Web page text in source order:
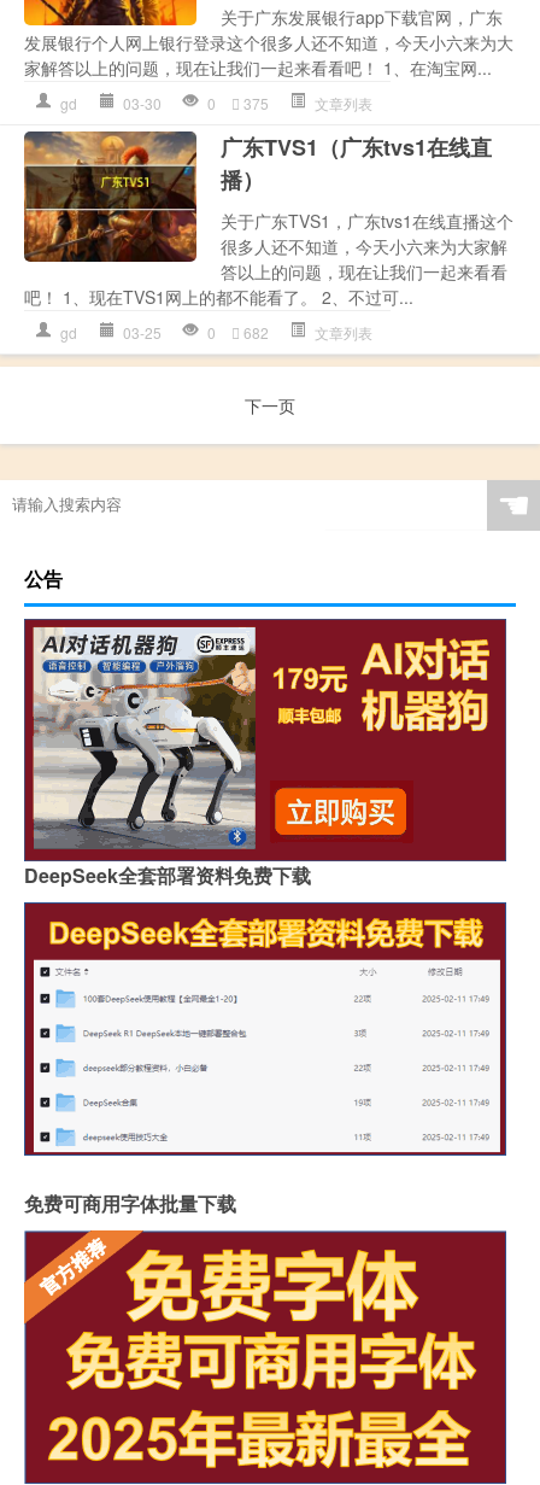
关于广东发展银行app下载官网，广东
发展银行个人网上银行登录这个很多人还不知道，今天小六来为大
家解答以上的问题，现在让我们一起来看看吧！ 1、在淘宝网...
gd 03-30 0 375 文章列表
广东TVS1（广东tvs1在线直
播）
关于广东TVS1，广东tvs1在线直播这个
很多人还不知道，今天小六来为大家解
答以上的问题，现在让我们一起来看看
吧！ 1、现在TVS1网上的都不能看了。 2、不过可...
gd 03-25 0 682 文章列表
下一页
☚
公告
DeepSeek全套部署资料免费下载
免费可商用字体批量下载